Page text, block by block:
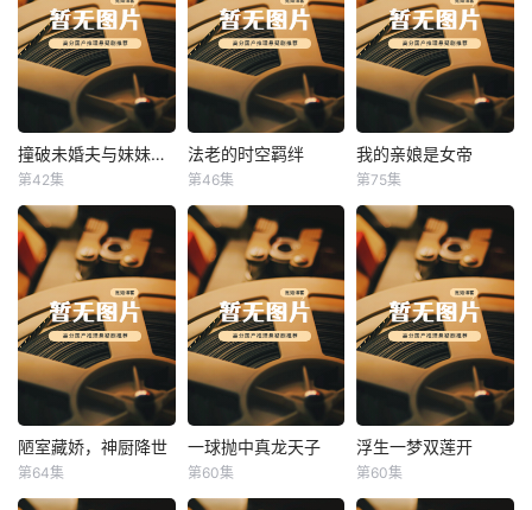
撞破未婚夫与妹妹打野战 撞破未婚夫与妹妹打野战
第42集
法老的时空羁绊
法老的时空羁绊
第46集
我的亲娘是女帝
我的亲娘是女帝
第75集
陋室藏娇，神厨降世
陋室藏娇，神厨降世
第64集
一球抛中真龙天子
一球抛中真龙天子
第60集
浮生一梦双莲开
浮生一梦双莲开
第60集